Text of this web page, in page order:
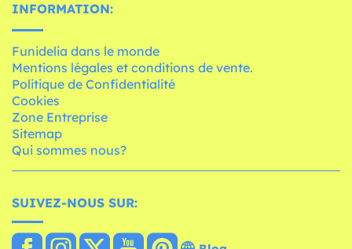
INFORMATION:
Funidelia dans le monde
Mentions légales et conditions de vente.
Politique de Confidentialité
Cookies
Zone Entreprise
Sitemap
Qui sommes nous?
SUIVEZ-NOUS SUR: